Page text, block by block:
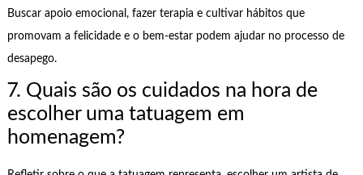
Buscar apoio emocional, fazer terapia e cultivar hábitos que
promovam a felicidade e o bem-estar podem ajudar no processo de
desapego.
7. Quais são os cuidados na hora de
escolher uma tatuagem em
homenagem?